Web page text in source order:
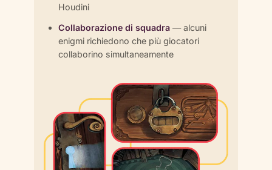
Houdini
Collaborazione di squadra — alcuni
enigmi richiedono che più giocatori
collaborino simultaneamente